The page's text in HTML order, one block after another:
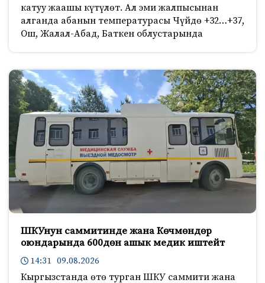
катуу жаашы күтүлөт. Ал эми жалпысынан
алганда абанын температурасы Чүйдө +32…+37,
Ош, Жалал-Абад, Баткен облустарында
ШКУнун саммитинде жана Көчмөндөр
оюндарында 600дөн ашык медик иштейт
14:31 09.08.2026
Кыргызстанда өтө турган ШКУ саммити жана